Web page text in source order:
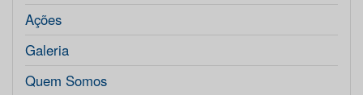
Ações
Galeria
Quem Somos